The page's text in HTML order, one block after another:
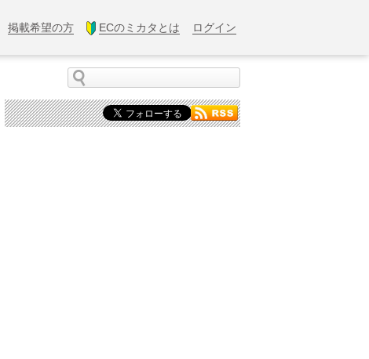
掲載希望の方 ECのミカタとは ログイン